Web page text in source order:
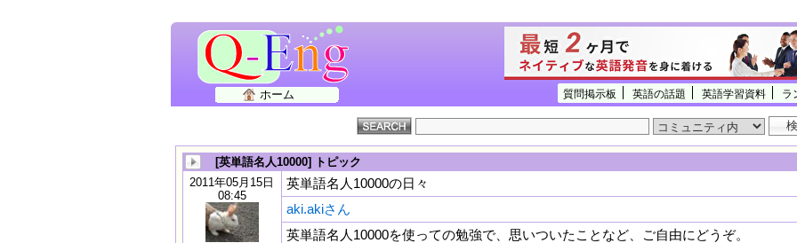
質問掲示板 英語の話題 英語学習資料 ラ
ホーム
[英単語名人10000] トピック
2011年05月15日
08:45
英単語名人10000の日々
aki.akiさん
英単語名人10000を使っての勉強で、思いついたことなど、ご自由にどうぞ。